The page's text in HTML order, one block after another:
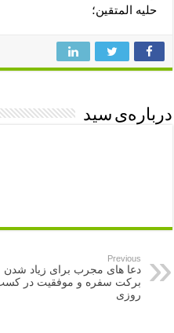
حليه المتقين؛
درباره‌ی سید
Previous
دعا های مجرب برای زیاد شدن
برکت سفره و موفقیت در
روزی